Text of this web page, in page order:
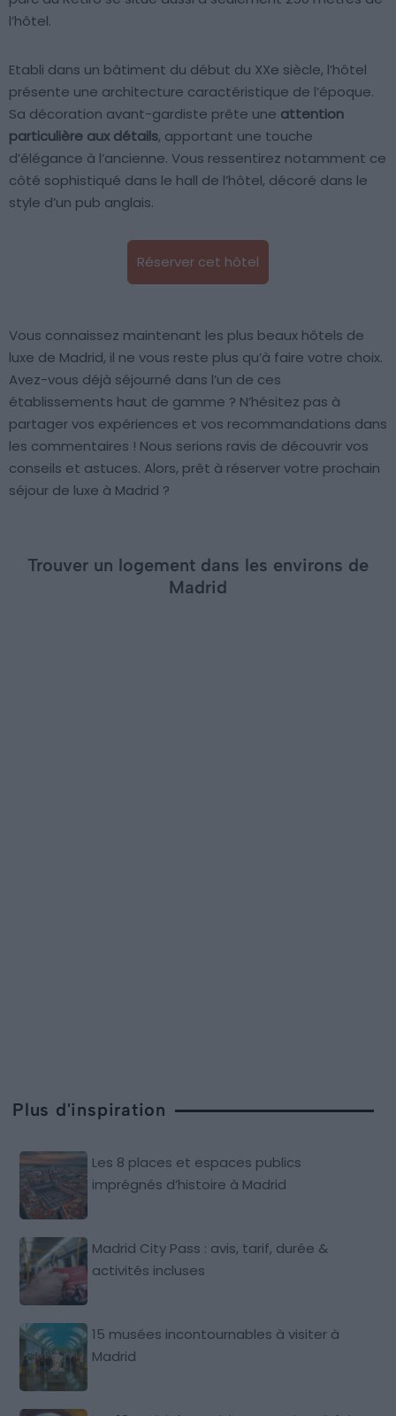
l’hôtel.
Etabli dans un bâtiment du début du XXe siècle, l’hôtel
présente une architecture caractéristique de l’époque.
Sa décoration avant-gardiste prête une attention
particulière aux détails, apportant une touche
d’élégance à l’ancienne. Vous ressentirez notamment ce
côté sophistiqué dans le hall de l’hôtel, décoré dans le
style d’un pub anglais.
Réserver cet hôtel
Vous connaissez maintenant les plus beaux hôtels de
luxe de Madrid, il ne vous reste plus qu’à faire votre choix.
Avez-vous déjà séjourné dans l’un de ces
établissements haut de gamme ? N’hésitez pas à
partager vos expériences et vos recommandations dans
les commentaires ! Nous serions ravis de découvrir vos
conseils et astuces. Alors, prêt à réserver votre prochain
séjour de luxe à Madrid ?
Trouver un logement dans les environs de
Madrid
Plus d'inspiration
Les 8 places et espaces publics
imprégnés d’histoire à Madrid
Madrid City Pass : avis, tarif, durée &
activités incluses
15 musées incontournables à visiter à
Madrid